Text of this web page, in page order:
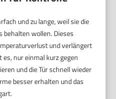
und zu lange, weil sie die
behalten wollen. Dieses
und verlängert
nur einmal kurz gegen
und die Tür schnell wieder
besser erhalten und das